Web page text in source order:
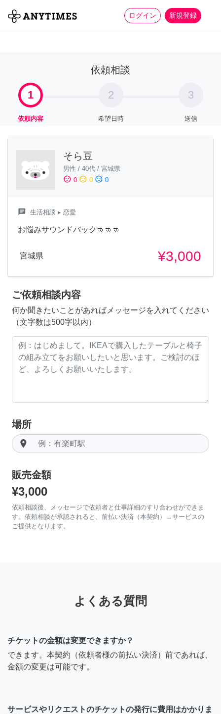
ログイン 新規登録
全て 家事 more_horiz
依頼相談
1
依頼内容
2
希望日時
3
送信
そら豆
男性 / 40代 / 宮城県
sentiment_satisfied 0 sentiment_neutral 0 sentiment_dissatisfied 0
chat 生活相談 ▸ 恋愛
お悩みサウンドバック🤜🤜🤜
宮城県 ¥3,000
ご依頼相談内容
何か聞きたいことがあればメッセージを入れてください
（文字数は500字以内）
場所
room
販売金額
¥3,000
依頼相談後、メッセージで依頼者と仕事詳細のすり合わせができま
す。依頼相談が承認されると、前払い決済（本契約）→サービスの
ご提供となります。
よくある質問
チケットの金額は変更できますか？
できます。本契約（依頼者様の前払い決済）前であれば、
金額の変更は可能です。
サービスやリクエストのチケットの発行に費用はかかりま